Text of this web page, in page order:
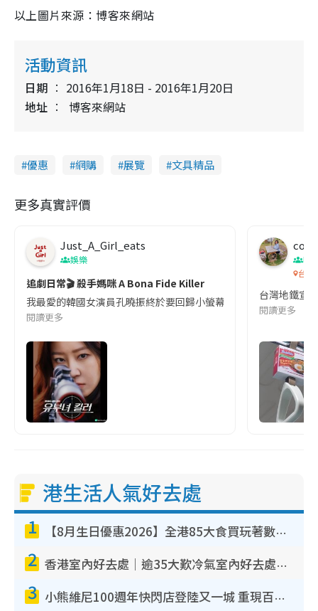
以上圖片來源：博客來網站
活動資訊
日期
2016年1月18日 - 2016年1月20日
地址
博客來網站
優惠 網購 展覽 文具精品
更多真實評價
Just_A_Girl_eats
娛樂
追劇日常🎬 殺手媽咪 A Bona Fide Killer
我最愛的韓國女演員孔曉振終於要回歸小螢幕啦!這次的劇本改編
閱讀更多
co
吹
台灣
台灣地鐵宣
閱讀更多
港生活人氣好去處
1 【8月生日優惠2026】全港85大食買玩著數攻略 自助餐/火鍋放題同行免費＋誠品/DONKI送現金券
2 香港室內好去處｜逾35大歎冷氣室內好去處推介 室內活動免費避雨無懼落雨
3 小熊維尼100週年快閃店登陸又一城 重現百畝森林經典場景／獨家限定盲盒登場／專屬DIY香水